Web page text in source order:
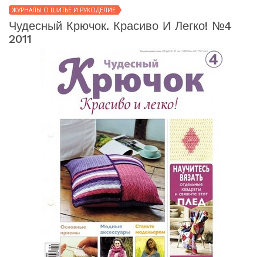
ЖУРНАЛЫ О ШИТЬЕ И РУКОДЕЛИЕ
Чудесный Крючок. Красиво И Легко! №4
2011